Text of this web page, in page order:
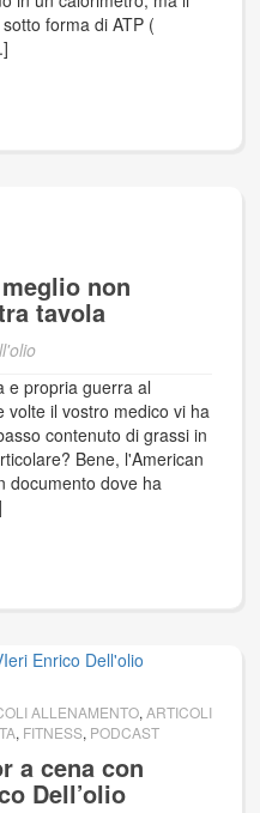
forma di ATP (
non
tavola
e propria guerra al
volte il vostro medico vi ha
contenuto di grassi in
Bene, l'American
documento dove ha
ALLENAMENTO, ARTICOLI
, FITNESS, PODCAST
a cena con
Dell’olio